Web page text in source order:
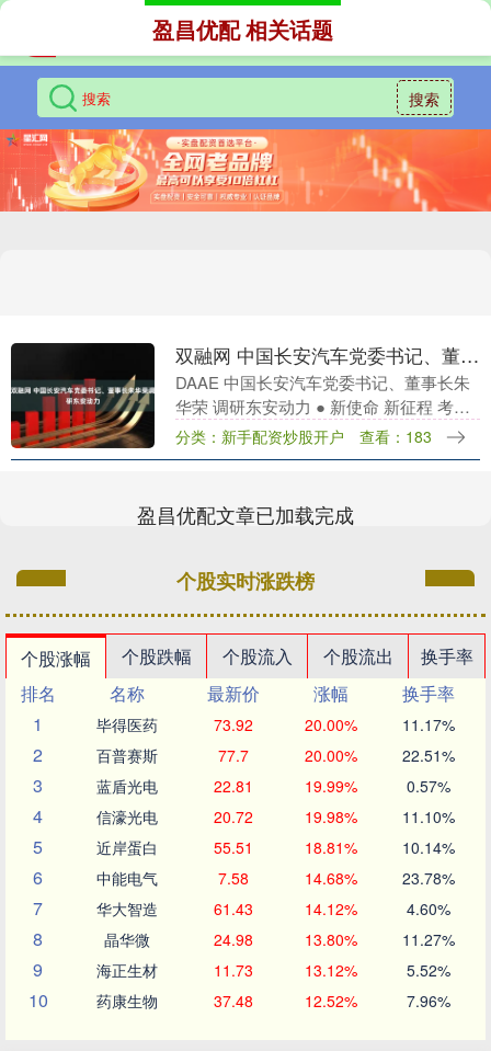
搜索
盈昌优配 相关话题
双融网 中国长安汽车党委书记、董事长朱华荣调研东安动力
DAAE 中国长安汽车党委书记、董事长朱
华荣 调研东安动力 ● 新使命 新征程 考察
调研 10月20日，中国长安汽车党委书记、
董事长朱华荣一行莅临东安动力（60....
分类：新手配资炒股开户 查看：183
盈昌优配文章已加载完成
个股实时涨跌榜
个股涨幅 个股跌幅 个股流入 个股流出
换手率
排名
名称 最新价 涨幅
换手率
1
毕得医药 73.92 20.00% 11.17%
2 百普赛斯 77.7 20.00% 22.51%
3 蓝盾光电 22.81 19.99% 0.57%
4 信濠光电 20.72 19.98% 11.10%
5 近岸蛋白 55.51 18.81% 10.14%
6 中能电气 7.58 14.68% 23.78%
7 华大智造 61.43 14.12% 4.60%
8 晶华微 24.98 13.80% 11.27%
9 海正生材 11.73 13.12% 5.52%
10 药康生物 37.48 12.52% 7.96%